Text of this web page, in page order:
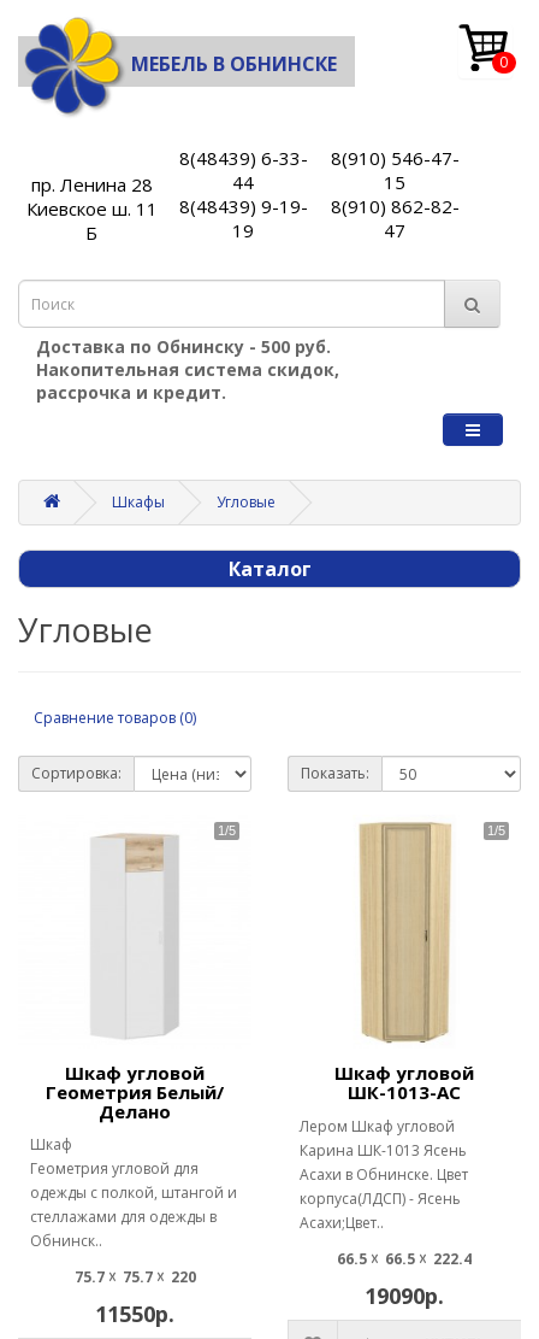
МЕБЕЛЬ В ОБНИНСКЕ 0
пр. Ленина 28
Киевское ш. 11
Б
8(48439) 6-33-
44
8(48439) 9-19-
19
8(910) 546-47-
15
8(910) 862-82-
47
Доставка по Обнинску - 500 руб.
Накопительная система скидок,
рассрочка и кредит.
Шкафы Угловые
Каталог
Угловые
Сравнение товаров (0)
Сортировка: Показать:
Шкаф угловой
Геометрия Белый/
Делано
Шкаф
Геометрия угловой для
одежды с полкой, штангой и
стеллажами для одежды в
Обнинск..
75.7 ☓ 75.7 ☓ 220
11550р.
Шкаф угловой
ШК-1013-АС
Лером Шкаф угловой
Карина ШК-1013 Ясень
Асахи в Обнинске. Цвет
корпуса(ЛДСП) - Ясень
Асахи;Цвет..
66.5 ☓ 66.5 ☓ 222.4
19090р.